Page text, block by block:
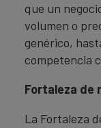
que un
volumen o
genérico,
competencia
Fortaleza de
La Fortaleza